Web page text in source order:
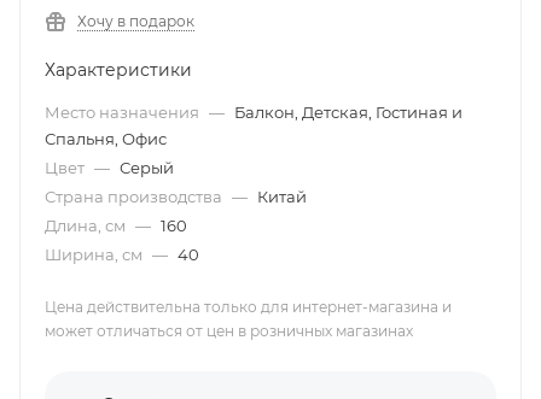
Хочу в подарок
Характеристики
Место назначения — Балкон, Детская, Гостиная и
Спальня, Офис
Цвет — Серый
Страна производства — Китай
Длина, см — 160
Ширина, см — 40
Цена действительна только для интернет-магазина и
может отличаться от цен в розничных магазинах